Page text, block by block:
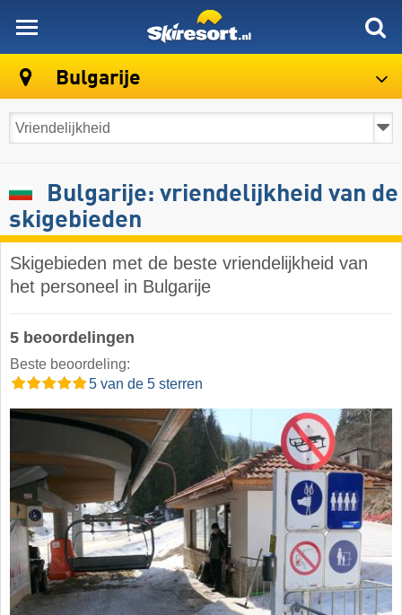
Bulgarije
Bulgarije: vriendelijkheid van de
skigebieden
Skigebieden met de beste vriendelijkheid van
het personeel in Bulgarije
5 beoordelingen
Beste beoordeling:
5 van de 5 sterren